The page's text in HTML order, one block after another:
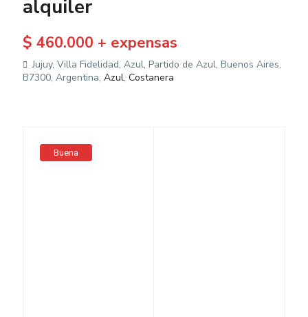
alquiler
$ 460.000 + expensas
Jujuy, Villa Fidelidad, Azul, Partido de Azul, Buenos Aires,
B7300, Argentina,Azul,Costanera
Buena